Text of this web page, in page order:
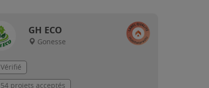
GH ECO
Gonesse
Vérifié
54 projets acceptés